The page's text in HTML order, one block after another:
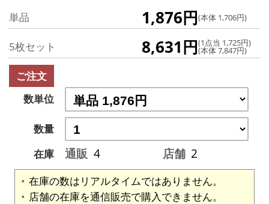
単品 1,876円(本体 1,706円)
5枚セット 8,631円(1点当 1,725円)
(本体 7,847円)
ご注文
数単位
数量
在庫
通販 4 店舗 2
在庫の数はリアルタイムではありません。
店舗の在庫を通信販売で購入できません。